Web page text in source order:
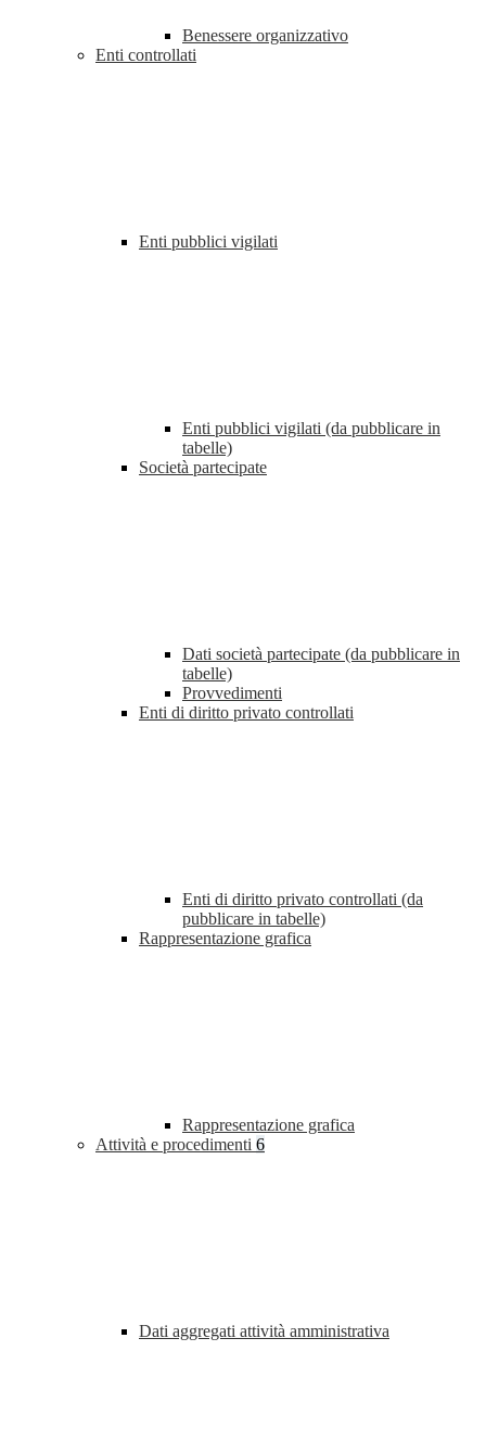
Benessere organizzativo
Enti controllati
Enti pubblici vigilati
Enti pubblici vigilati (da pubblicare in
tabelle)
Società partecipate
Dati società partecipate (da pubblicare in
tabelle)
Provvedimenti
Enti di diritto privato controllati
Enti di diritto privato controllati (da
pubblicare in tabelle)
Rappresentazione grafica
Rappresentazione grafica
Attività e procedimenti 6
Dati aggregati attività amministrativa